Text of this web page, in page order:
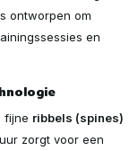
ontworpen om
en
fijne ribbels (spines)
zorgt voor een